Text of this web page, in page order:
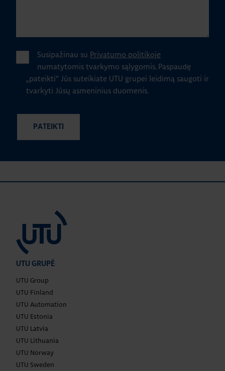
Susipažinau su Privatumo politikoje
numatytomis tvarkymo sąlygomis. Paspaudę
„pateikti" Jūs suteikiate UTU grupei leidimą saugoti ir
tvarkyti Jūsų asmeninius duomenis.
UTU GRUPĖ
UTU Group
UTU Finland
UTU Automation
UTU Estonia
UTU Latvia
UTU Lithuania
UTU Norway
UTU Sweden